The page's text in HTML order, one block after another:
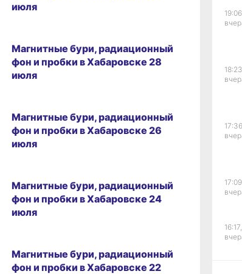
июля
Магнитные бури, радиационный
фон и пробки в Хабаровске 28
июля
Магнитные бури, радиационный
фон и пробки в Хабаровске 26
июля
Магнитные бури, радиационный
фон и пробки в Хабаровске 24
июля
Магнитные бури, радиационный
фон и пробки в Хабаровске 22
16:17,